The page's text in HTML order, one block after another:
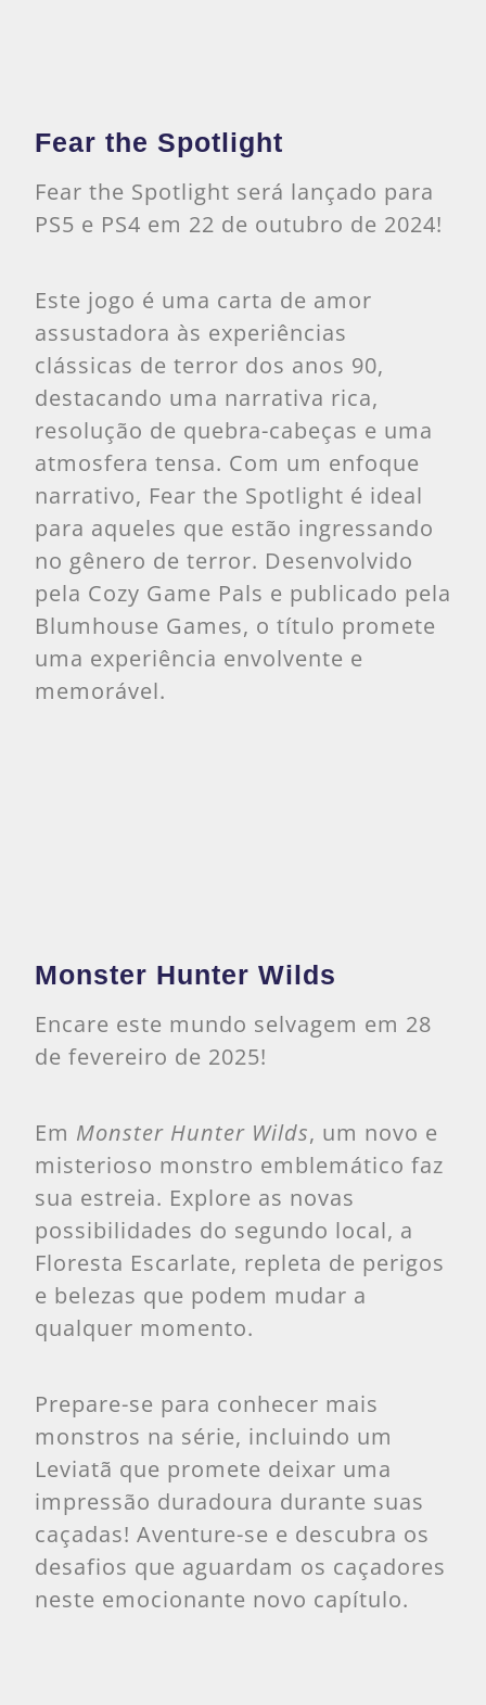
Fear the Spotlight
Fear the Spotlight será lançado para
PS5 e PS4 em 22 de outubro de 2024!
Este jogo é uma carta de amor
assustadora às experiências
clássicas de terror dos anos 90,
destacando uma narrativa rica,
resolução de quebra-cabeças e uma
atmosfera tensa. Com um enfoque
narrativo, Fear the Spotlight é ideal
para aqueles que estão ingressando
no gênero de terror. Desenvolvido
pela Cozy Game Pals e publicado pela
Blumhouse Games, o título promete
uma experiência envolvente e
memorável.
Monster Hunter Wilds
Encare este mundo selvagem em 28
de fevereiro de 2025!
Em Monster Hunter Wilds, um novo e
misterioso monstro emblemático faz
sua estreia. Explore as novas
possibilidades do segundo local, a
Floresta Escarlate, repleta de perigos
e belezas que podem mudar a
qualquer momento.
Prepare-se para conhecer mais
monstros na série, incluindo um
Leviatã que promete deixar uma
impressão duradoura durante suas
caçadas! Aventure-se e descubra os
desafios que aguardam os caçadores
neste emocionante novo capítulo.